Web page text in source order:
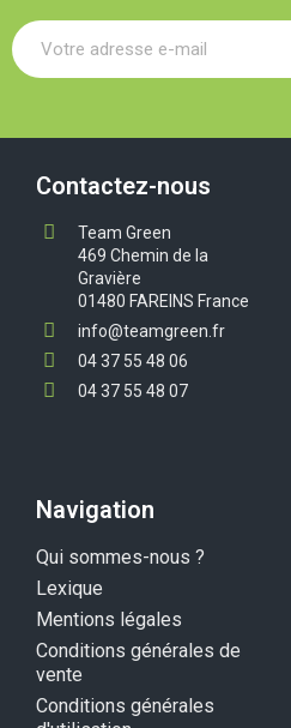
Contactez-nous
Team Green
469 Chemin de la
Gravière
01480 FAREINS France
info@teamgreen.fr
04 37 55 48 06
04 37 55 48 07
Navigation
Qui sommes-nous ?
Lexique
Mentions légales
Conditions générales de
vente
Conditions générales